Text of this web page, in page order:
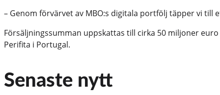
– Genom förvärvet av MBO:s digitala portfölj täpper vi
Försäljningssumman uppskattas till cirka 50 miljoner
Perifita i Portugal.
Senaste nytt